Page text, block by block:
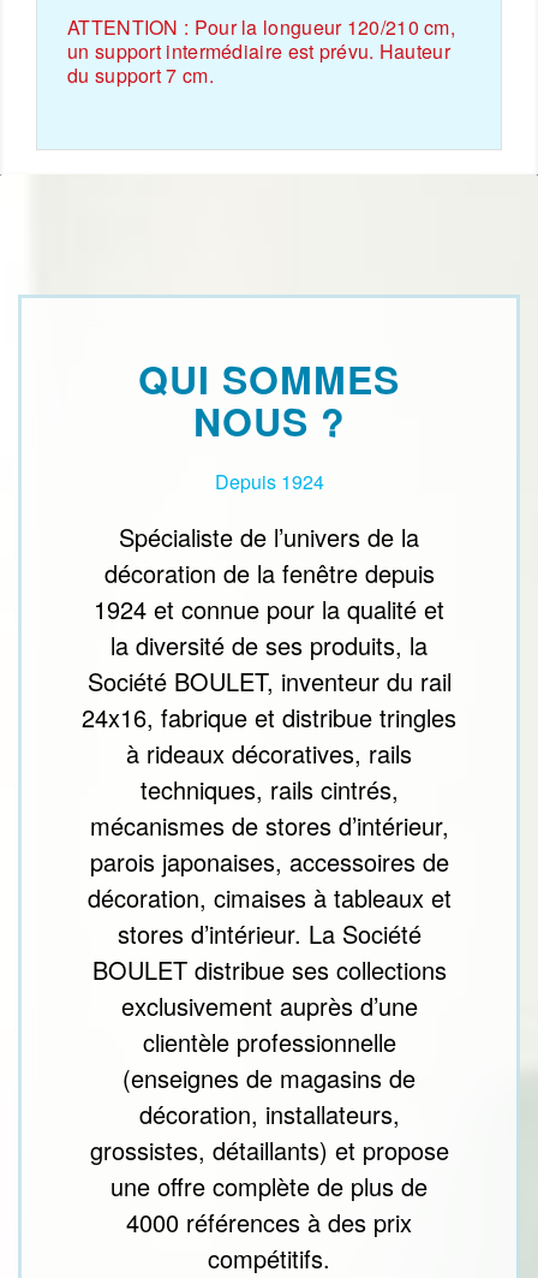
ATTENTION : Pour la longueur 120/210 cm,
un support intermédiaire est prévu. Hauteur
du support 7 cm.
QUI SOMMES
NOUS ?
Depuis 1924
Spécialiste de l’univers de la
décoration de la fenêtre depuis
1924 et connue pour la qualité et
la diversité de ses produits, la
Société BOULET, inventeur du rail
24x16, fabrique et distribue tringles
à rideaux décoratives, rails
techniques, rails cintrés,
mécanismes de stores d’intérieur,
parois japonaises, accessoires de
décoration, cimaises à tableaux et
stores d’intérieur. La Société
BOULET distribue ses collections
exclusivement auprès d’une
clientèle professionnelle
(enseignes de magasins de
décoration, installateurs,
grossistes, détaillants) et propose
une offre complète de plus de
4000 références à des prix
compétitifs.